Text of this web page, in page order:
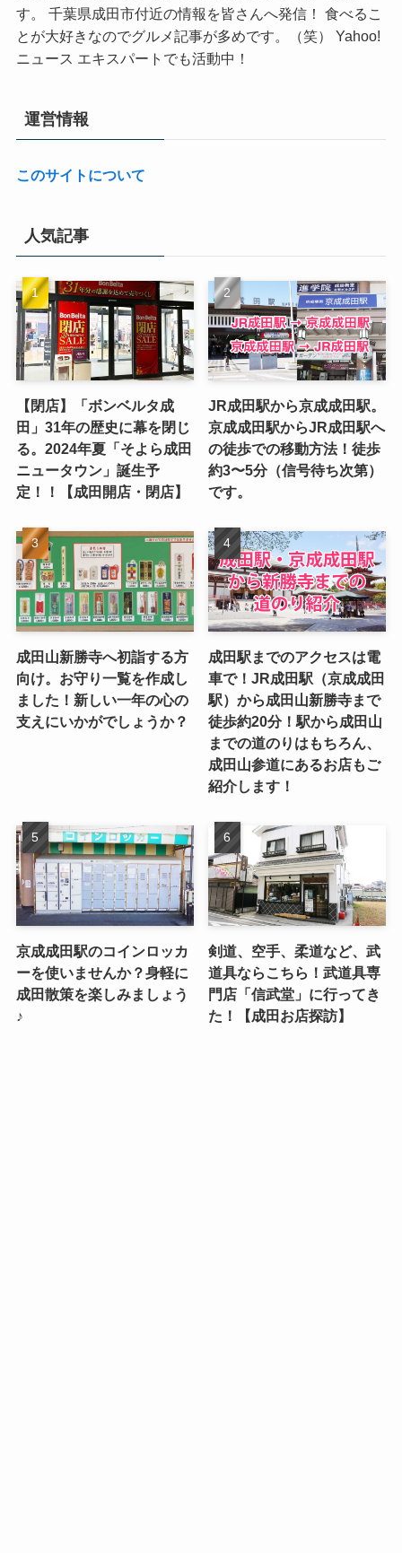
す。 千葉県成田市付近の情報を皆さんへ発信！ 食べるこ
とが大好きなのでグルメ記事が多めです。（笑） Yahoo!
ニュース エキスパートでも活動中！
運営情報
このサイトについて
人気記事
【閉店】「ボンベルタ成
田」31年の歴史に幕を閉じ
る。2024年夏「そよら成田
ニュータウン」誕生予
定！！【成田開店・閉店】
JR成田駅から京成成田駅。
京成成田駅からJR成田駅へ
の徒歩での移動方法！徒歩
約3〜5分（信号待ち次第）
です。
成田山新勝寺へ初詣する方
向け。お守り一覧を作成し
ました！新しい一年の心の
支えにいかがでしょうか？
成田駅までのアクセスは電
車で！JR成田駅（京成成田
駅）から成田山新勝寺まで
徒歩約20分！駅から成田山
までの道のりはもちろん、
成田山参道にあるお店もご
紹介します！
京成成田駅のコインロッカ
ーを使いませんか？身軽に
成田散策を楽しみましょう
♪
剣道、空手、柔道など、武
道具ならこちら！武道具専
門店「信武堂」に行ってき
た！【成田お店探訪】